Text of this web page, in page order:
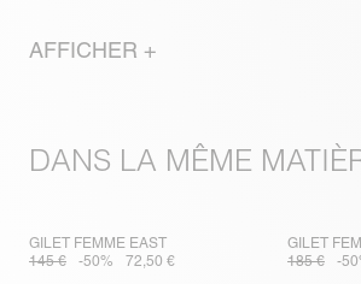
AFFICHER +
DANS LA MÊME
GILET FEMME EAST
145 €
-50% 72,50 €
GILET
185 €
-